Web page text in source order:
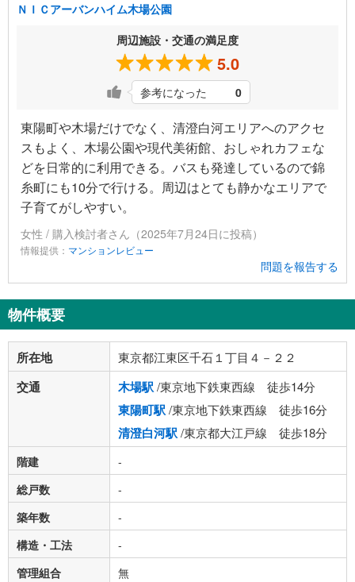
ＮＩＣアーバンハイム木場公園
周辺施設・交通の満足度
5.0
参考になった 0
東陽町や木場だけでなく、清澄白河エリアへのアクセ
スもよく、木場公園や現代美術館、おしゃれカフェな
どを日常的に利用できる。バスも発達しているので錦
糸町にも10分で行ける。周辺はとても静かなエリアで
子育てがしやすい。
女性 / 購入検討者さん（2025年7月24日に投稿）
情報提供： マンションレビュー
問題を報告する
物件概要
所在地 東京都江東区千石１丁目４－２２
交通 木場駅/東京地下鉄東西線 徒歩14分
東陽町駅/東京地下鉄東西線 徒歩16分
清澄白河駅/東京都大江戸線 徒歩18分
階建
-
総戸数
-
築年数
-
構造・工法
-
管理組合
無